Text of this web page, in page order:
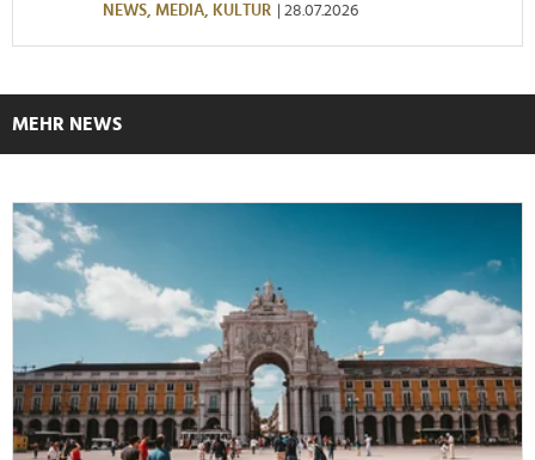
NEWS, MEDIA, KULTUR | 28.07.2026
MEHR NEWS